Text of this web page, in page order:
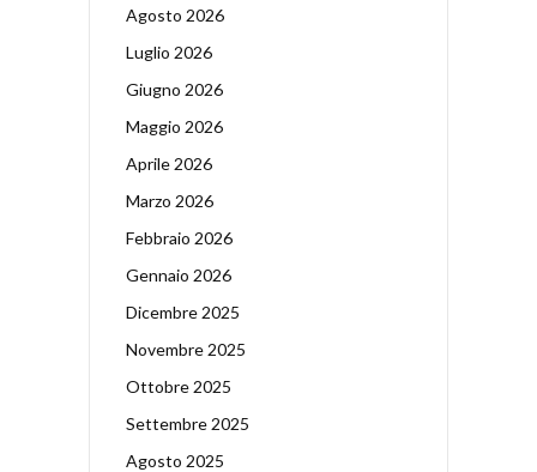
Agosto 2026
Luglio 2026
Giugno 2026
Maggio 2026
Aprile 2026
Marzo 2026
Febbraio 2026
Gennaio 2026
Dicembre 2025
Novembre 2025
Ottobre 2025
Settembre 2025
Agosto 2025